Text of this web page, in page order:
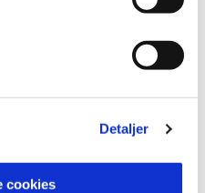
Detaljer
cookies
, oppdatert: 03.04.2025